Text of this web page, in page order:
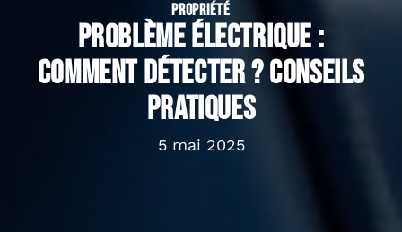
PROPRIÉTÉ
Problème électrique :
Comment détecter ? Conseils
pratiques
5 mai 2025